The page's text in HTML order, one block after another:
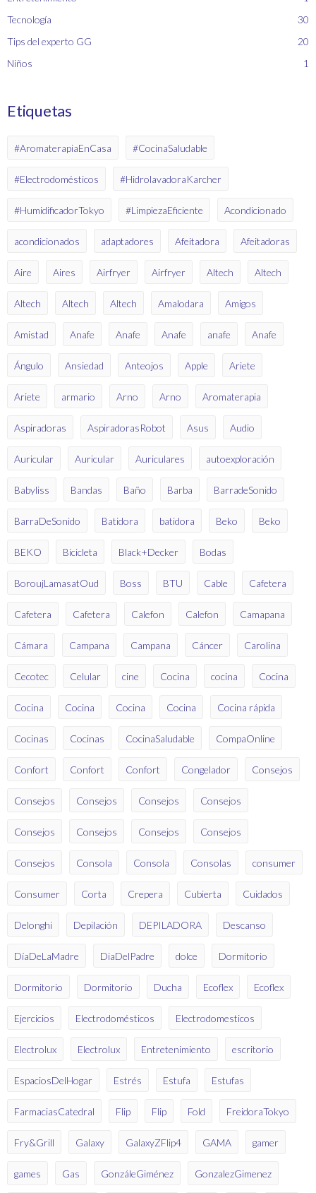
Tecnología
30
Tips del experto GG
20
Niños
1
Etiquetas
#AromaterapiaEnCasa #CocinaSaludable
#Electrodomésticos #HidrolavadoraKarcher
#HumidificadorTokyo #LimpiezaEficiente Acondicionado
acondicionados adaptadores Afeitadora Afeitadoras
Aire Aires Airfryer Airfryer Altech Altech
Altech Altech Altech Amalodara Amigos
Amistad Anafe Anafe Anafe anafe Anafe
Ángulo Ansiedad Anteojos Apple Ariete
Ariete armario Arno Arno Aromaterapia
Aspiradoras AspiradorasRobot Asus Audio
Auricular Auricular Auriculares autoexploración
Babyliss Bandas Baño Barba BarradeSonido
BarraDeSonido Batidora batidora Beko Beko
BEKO Bicicleta Black+Decker Bodas
BoroujLamasatOud Boss BTU Cable Cafetera
Cafetera Cafetera Calefon Calefon Camapana
Cámara Campana Campana Cáncer Carolina
Cecotec Celular cine Cocina cocina Cocina
Cocina Cocina Cocina Cocina Cocina rápida
Cocinas Cocinas CocinaSaludable CompaOnline
Confort Confort Confort Congelador Consejos
Consejos Consejos Consejos Consejos
Consejos Consejos Consejos Consejos
Consejos Consola Consola Consolas consumer
Consumer Corta Crepera Cubierta Cuidados
Delonghi Depilación DEPILADORA Descanso
DíaDeLaMadre DiaDelPadre dolce Dormitorio
Dormitorio Dormitorio Ducha Ecoflex Ecoflex
Ejercicios Electrodomésticos Electrodomesticos
Electrolux Electrolux Entretenimiento escritorio
EspaciosDelHogar Estrés Estufa Estufas
FarmaciasCatedral Flip Flip Fold FreidoraTokyo
Fry&Grill Galaxy GalaxyZFlip4 GAMA gamer
games Gas GonzáleGiménez GonzalezGimenez